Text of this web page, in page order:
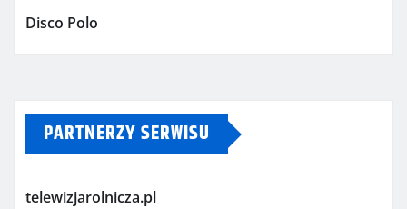
Disco Polo
PARTNERZY SERWISU
telewizjarolnicza.pl